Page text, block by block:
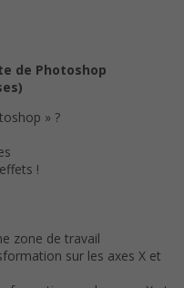
de Photoshop
» ?
!
zone de travail
sur les axes X et